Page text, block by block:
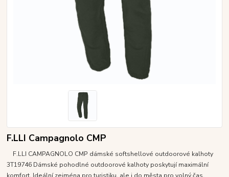
F.LLI Campagnolo CMP
F.LLI CAMPAGNOLO CMP dámské softshellové outdoorové kalhoty
3T19746 Dámské pohodlné outdoorové kalhoty poskytují maximální
komfort. Ideální zejména pro turistiku, ale i do města pro volný čas.